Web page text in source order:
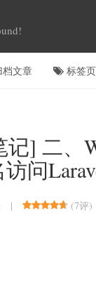
档文章 标签页
] 二、
问
| (7评)